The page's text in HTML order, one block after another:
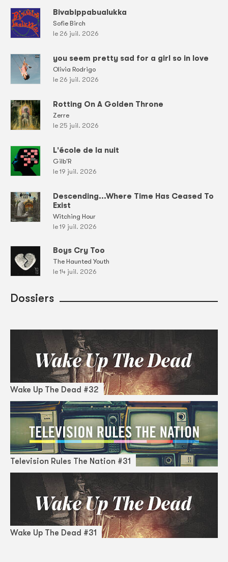
Bivabippabualukka
Sofie Birch
le 26 juil. 2026
you seem pretty sad for a girl so in love
Olivia Rodrigo
le 26 juil. 2026
Rotting On A Golden Throne
Zerre
le 25 juil. 2026
L'école de la nuit
Gilb'R
le 19 juil. 2026
Descending...Where Time Has Ceased To
Exist
Witching Hour
le 19 juil. 2026
Boys Cry Too
The Haunted Youth
le 14 juil. 2026
Dossiers
Wake Up The Dead #32
Television Rules The Nation #31
Wake Up The Dead #31